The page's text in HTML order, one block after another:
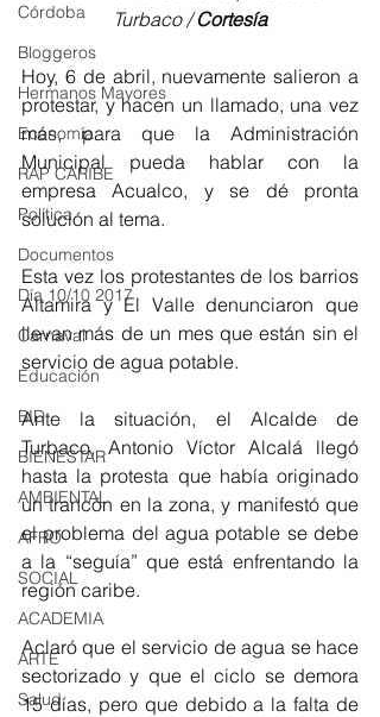
Córdoba
Bloggeros
Hermanos Mayores
Economía
RAP CARIBE
Política
Documentos
Día 10/10 2017
Carnaval
Educación
BID
BIENESTAR
AMBIENTAL
AFRO
SOCIAL
ACADEMIA
ARTE
Salud
Turbaco / Cortesía
Hoy, 6 de abril, nuevamente salieron a
protestar, y hacen un llamado, una vez
más, para que la Administración
Municipal pueda hablar con la
empresa Acualco, y se dé pronta
solución al tema.
Esta vez los protestantes de los barrios
Altamira y El Valle denunciaron que
llevan más de un mes que están sin el
servicio de agua potable.
Ante la situación, el Alcalde de
Turbaco, Antonio Víctor Alcalá llegó
hasta la protesta que había originado
un trancón en la zona, y manifestó que
el problema del agua potable se debe
a la “seguía” que está enfrentando la
región caribe.
Aclaró que el servicio de agua se hace
sectorizado y que el ciclo se demora
15 días, pero que debido a la falta de